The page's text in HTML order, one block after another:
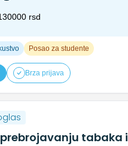
rsd
Posao za studente
Brza prijava
tabaka i